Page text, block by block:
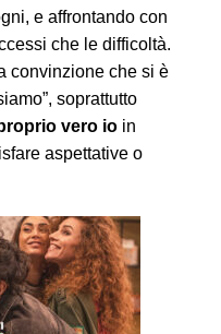
e affrontando con
che le difficoltà.
convinzione che si è
soprattutto
vero io in
aspettative o